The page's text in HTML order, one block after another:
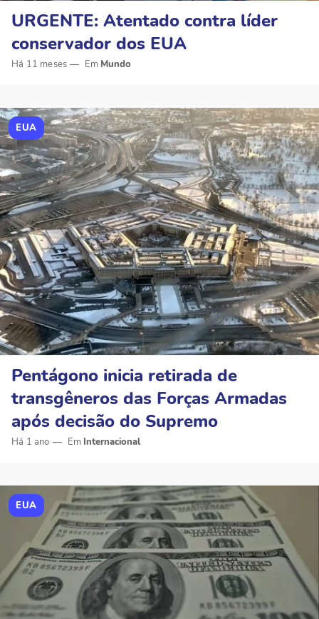
URGENTE: Atentado contra líder
conservador dos EUA
Há 11 meses Mundo
EUA
Pentágono inicia retirada de
transgêneros das Forças Armadas
após decisão do Supremo
Há 1 ano Internacional
EUA